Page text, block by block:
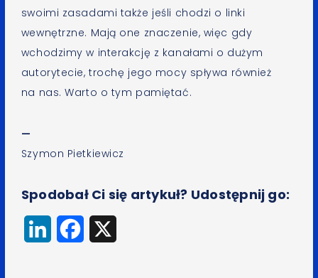
swoimi zasadami także jeśli chodzi o linki
wewnętrzne. Mają one znaczenie, więc gdy
wchodzimy w interakcję z kanałami o dużym
autorytecie, trochę jego mocy spływa również
na nas. Warto o tym pamiętać.
—
Szymon Pietkiewicz
Spodobał Ci się artykuł? Udostępnij go:
LinkedInFacebook